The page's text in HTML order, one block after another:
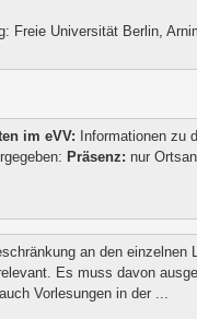
Freie Universität Berlin,
im eVV: Informationen zu
Präsenz: nur
an den einzelnen
Es muss davon
Vorlesungen in der ...